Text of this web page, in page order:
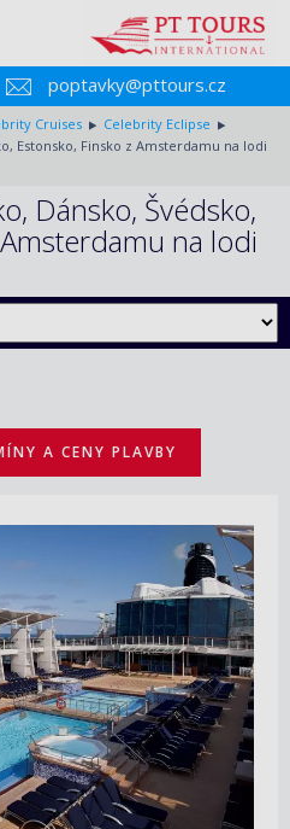
poptavky@pttours.cz
Cruises
Celebrity Eclipse
Estonsko, Finsko z Amsterdamu na lodi
Dánsko, Švédsko,
na lodi
A CENY PLAVBY